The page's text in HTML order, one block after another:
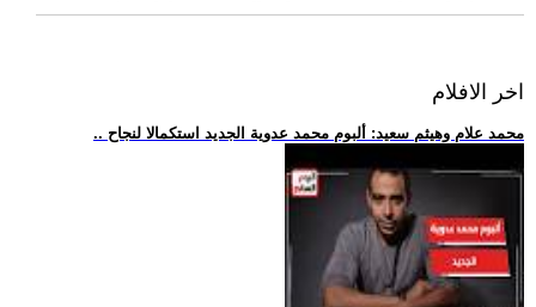
اخر الافلام
.. محمد علام وهيثم سعيد: ألبوم محمد عدوية الجديد استكمالا لنجاح